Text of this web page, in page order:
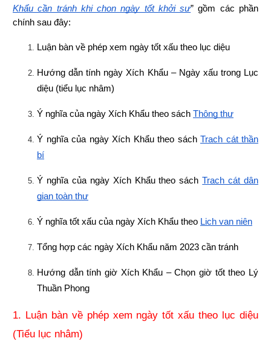
Khẩu cần tránh khi chọn ngày tốt khởi sự” gồm các phần
chính sau đây:
Luận bàn về phép xem ngày tốt xấu theo lục diệu
Hướng dẫn tính ngày Xích Khẩu – Ngày xấu trong Lục
diệu (tiểu lục nhâm)
Ý nghĩa của ngày Xích Khẩu theo sách Thông thư
Ý nghĩa của ngày Xích Khẩu theo sách Trạch cát thần
bí
Ý nghĩa của ngày Xích Khẩu theo sách Trạch cát dân
gian toàn thư
Ý nghĩa tốt xấu của ngày Xích Khẩu theo Lịch vạn niên
Tổng hợp các ngày Xích Khẩu năm 2023 cần tránh
Hướng dẫn tính giờ Xích Khẩu – Chọn giờ tốt theo Lý
Thuần Phong
1. Luận bàn về phép xem ngày tốt xấu theo lục diệu
(Tiểu lục nhâm)